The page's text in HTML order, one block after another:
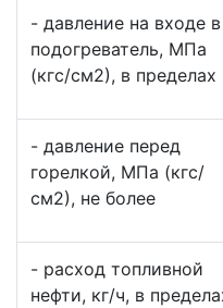
- давление на входе в
подогреватель, МПа
(кгс/см2), в пределах
- давление перед
горелкой, МПа (кгс/
см2), не более
- расход топливной
нефти, кг/ч, в